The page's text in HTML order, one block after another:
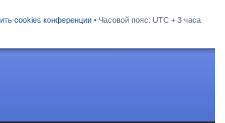
cookies конференции • Часовой пояс: UTC + 3 часа